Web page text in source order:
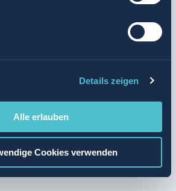
Details zeigen
Alle erlauben
Cookies verwenden
Hofackerstrasse 40
Kontakt